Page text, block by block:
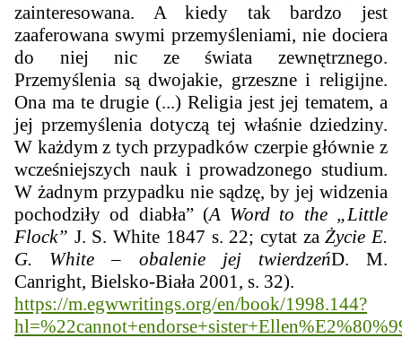
zainteresowana. A kiedy tak bardzo jest
zaaferowana swymi przemyśleniami, nie dociera
do niej nic ze świata zewnętrznego.
Przemyślenia są dwojakie, grzeszne i religijne.
Ona ma te drugie (...) Religia jest jej tematem, a
jej przemyślenia dotyczą tej właśnie dziedziny.
W każdym z tych przypadków czerpie głównie z
wcześniejszych nauk i prowadzonego studium.
W żadnym przypadku nie sądzę, by jej widzenia
pochodziły od diabła” (A Word to the „Little
Flock” J. S. White 1847 s. 22; cytat zaŻycie E.
G. White – obalenie jej twierdzeńD. M.
Canright, Bielsko-Biała 2001, s. 32).
https://m.egwwritings.org/en/book/1998.144?